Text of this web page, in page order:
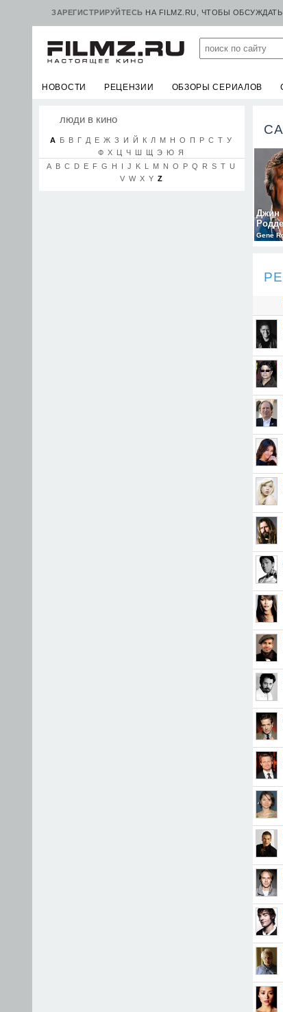
ЗАРЕГИСТРИРУЙТЕСЬ НА FILMZ.RU, ЧТОБЫ
НОВОСТИ РЕЦЕНЗИИ ОБЗОРЫ СЕРИАЛОВ
люди в кино
А Б В Г Д Е Ж З И Й К Л М Н О П Р С Т У
Ф Х Ц Ч Ш Щ Э Ю Я
A B C D E F G H I J K L M N O P Q R S T U
V W X Y Z
Джин
Gene